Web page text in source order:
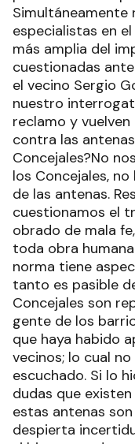
Simultáneamente
especialistas en
más amplia del
cuestionadas
el vecino Sergio
nuestro
reclamo y
contra las
Concejales?No
los Concejales,
de las antenas.
cuestionamos el
obrado de mala
toda obra
norma tiene
tanto es pasible
Concejales son
gente de los
que haya habido
vecinos; lo cual
escuchado. Si lo
dudas que
estas antenas
despierta